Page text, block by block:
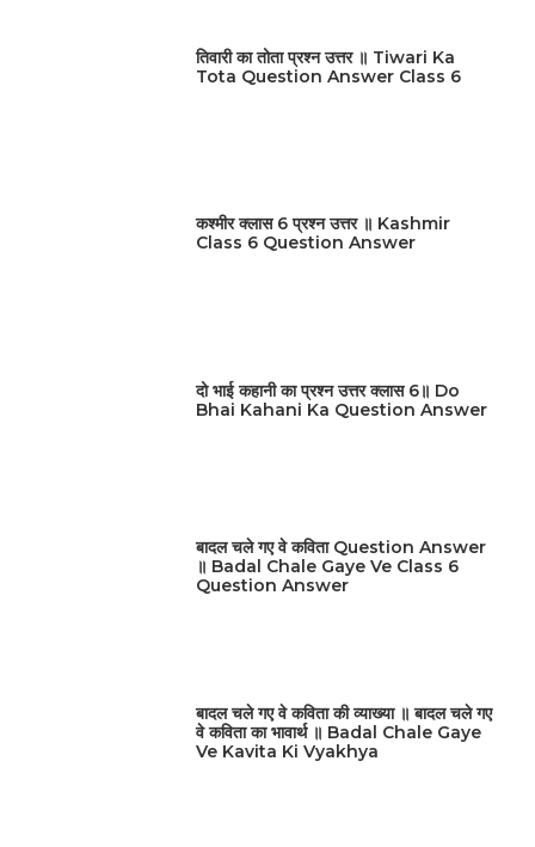
तिवारी का तोता प्रश्न उत्तर ॥ Tiwari Ka
Tota Question Answer Class 6
कश्मीर क्लास 6 प्रश्न उत्तर ॥ Kashmir
Class 6 Question Answer
दो भाई कहानी का प्रश्न उत्तर क्लास 6॥ Do
Bhai Kahani Ka Question Answer
बादल चले गए वे कविता Question Answer
॥ Badal Chale Gaye Ve Class 6
Question Answer
बादल चले गए वे कविता की व्याख्या ॥ बादल चले गए
वे कविता का भावार्थ ॥ Badal Chale Gaye
Ve Kavita Ki Vyakhya